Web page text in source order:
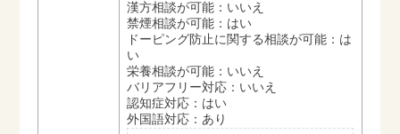
漢方相談が可能：いいえ
禁煙相談が可能：はい
ドーピング防止に関する相談が可能：は
い
栄養相談が可能：いいえ
バリアフリー対応：いいえ
認知症対応：はい
外国語対応：あり